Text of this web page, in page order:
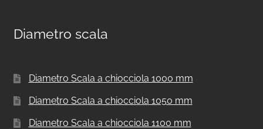
Diametro scala
Diametro Scala a chiocciola 1000 mm
Diametro Scala a chiocciola 1050 mm
Diametro Scala a chiocciola 1100 mm